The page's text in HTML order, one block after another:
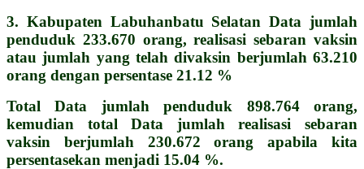
3. Kabupaten Labuhanbatu Selatan Data jumlah
penduduk 233.670 orang, realisasi sebaran vaksin
atau jumlah yang telah divaksin berjumlah 63.210
orang dengan persentase 21.12 %
Total Data jumlah penduduk 898.764 orang,
kemudian total Data jumlah realisasi sebaran
vaksin berjumlah 230.672 orang apabila kita
persentasekan menjadi 15.04 %.